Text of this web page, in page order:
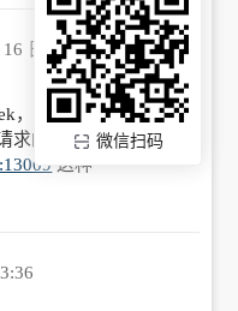
微信扫码
日 03:31
，然后用的openai的格
求的是地址域名是本地
这种